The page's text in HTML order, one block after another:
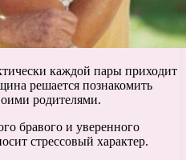
каждой пары приходит
решается познакомить
родителями.
бравого и уверенного
стрессовый характер.